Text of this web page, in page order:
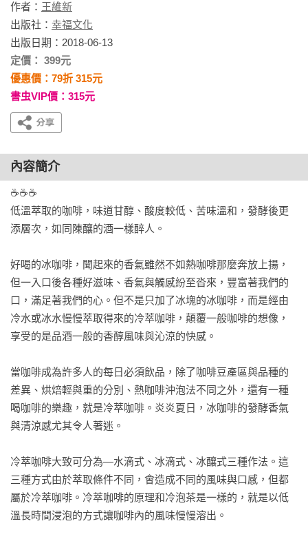
作者： 王維新
出版社： 幸福文化
出版日期：2018-06-13
定價： 399元
優惠價：79折 315元
書虫VIP價：315元
內容簡介
☕☕☕
低溫萃取的咖啡，味道甘醇、酸度較低、苦味溫和，發酵後更
添層次，如同陳釀的酒一樣醉人。
好喝的冰咖啡，聞起來的香氣雖然不如熱咖啡那麼奔放上揚，
但一入口後各種好滋味、香氣與觸感紛至沓來，豐富著我們的
口，滿足著我們的心。但不是只加了冰塊的冰咖啡，而是經由
冷水或冰水慢慢萃取得來的冷萃咖啡，顛覆一般咖啡的想像，
享受的是品酒一般的香醇風味與沁涼的快感。
當咖啡成為許多人的每日必須飲品，除了咖啡豆產區與品種的
差異、烘焙輕與重的分別、熱咖啡沖泡法不同之外，還有一種
喝咖啡的樂趣，就是冷萃咖啡。炎炎夏日，冰咖啡的發酵香氣
與清涼感尤其令人著迷。
冷萃咖啡大致可分為—水滴式、冰滴式、冰釀式三種作法。這
三種方式由於萃取條件不同，會造成不同的風味與口感，但都
屬於冷萃咖啡。冷萃咖啡的原理和冷泡茶是一樣的，就是以低
溫長時間浸泡的方式讓咖啡內的風味慢慢溶出。